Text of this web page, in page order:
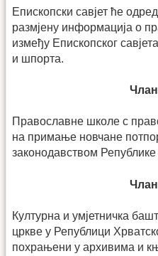
Епископски савјет ће
размјену информација о
између Епископског
и шпорта.
Православне школе с
на примање новчане
законодавством
Културна и умјетничка
цркве у Републици
похрањени у архивима и